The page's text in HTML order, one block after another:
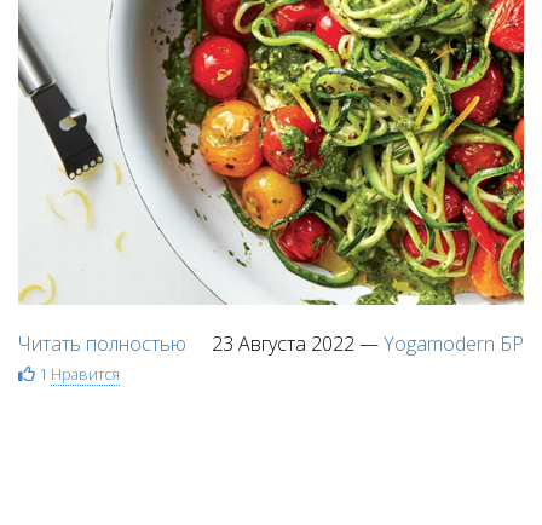
Читать полностью 23 Августа 2022—Yogamodern БР
1 Нравится